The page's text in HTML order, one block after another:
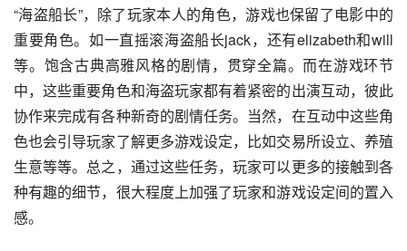
“海盗船长”，除了玩家本人的角色，游戏也保留了电影中的
重要角色。如一直摇滚海盗船长jack，还有elizabeth和will
等。饱含古典高雅风格的剧情，贯穿全篇。而在游戏环节
中，这些重要角色和海盗玩家都有着紧密的出演互动，彼此
协作来完成有各种新奇的剧情任务。当然，在互动中这些角
色也会引导玩家了解更多游戏设定，比如交易所设立、养殖
生意等等。总之，通过这些任务，玩家可以更多的接触到各
种有趣的细节，很大程度上加强了玩家和游戏设定间的置入
感。